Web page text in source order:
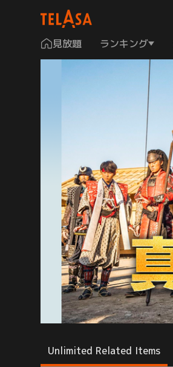
見放題 ランキング
Unlimited Related Items